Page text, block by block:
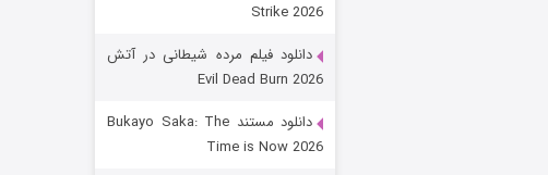
Strike 2026
دانلود فیلم مرده شیطانی در آتش
Evil Dead Burn 2026
دانلود مستند Bukayo Saka: The
Time is Now 2026